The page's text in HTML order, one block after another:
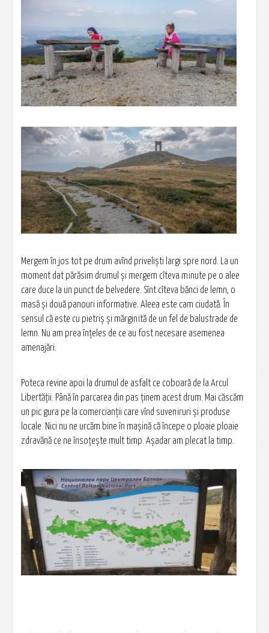
Mergem în jos tot pe drum avînd priveliști largi spre nord. La un
moment dat părăsim drumul și mergem cîteva minute pe o alee
care duce la un punct de belvedere. Sînt cîteva bănci de lemn, o
masă și două panouri informative. Aleea este cam ciudată. În
sensul că este cu pietriș și mărginită de un fel de balustrade de
lemn. Nu am prea înțeles de ce au fost necesare asemenea
amenajări.
Poteca revine apoi la drumul de asfalt ce coboară de la Arcul
Libertății. Până în parcarea din pas ținem acest drum. Mai căscăm
un pic gura pe la comercianții care vînd suveniruri și produse
locale. Nici nu ne urcăm bine în mașină că începe o ploaie ploaie
zdravănă ce ne însoțește mult timp. Așadar am plecat la timp.